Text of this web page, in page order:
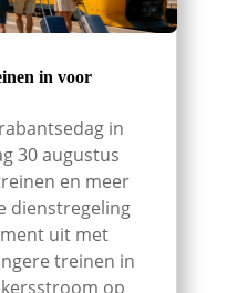
in voor
in
30 augustus
en meer
dienstregeling
uit met
treinen in
op